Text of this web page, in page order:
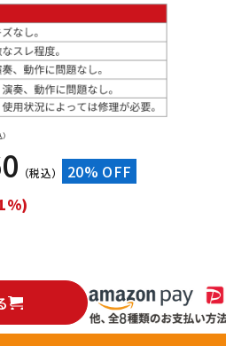
配信/ライブ
機器
（税込） 20% OFF